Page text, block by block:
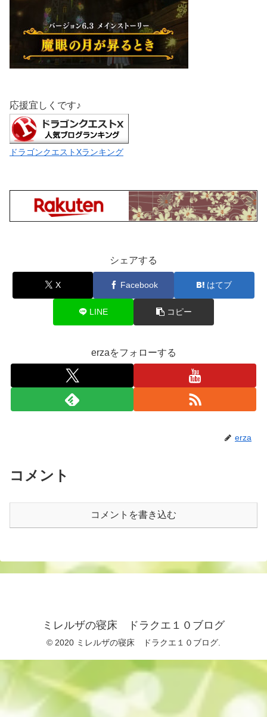
応援宜しくです♪
ドラゴンクエストXランキング
シェアする
X Facebook はてブ
LINE コピー
erzaをフォローする
erza
コメント
コメントを書き込む
ミレルザの寝床 ドラクエ１０ブログ
© 2020 ミレルザの寝床 ドラクエ１０ブログ.